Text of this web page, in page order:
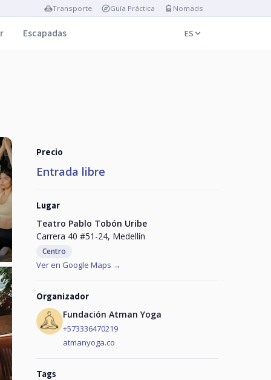
Transporte Guía Práctica Nomads
Escapadas ES
Precio
Entrada libre
Lugar
Teatro Pablo Tobón Uribe
Carrera 40 #51-24, Medellín
Centro
Ver en Google Maps →
Organizador
Fundación Atman Yoga
+573336470219
atmanyoga.co
Tags